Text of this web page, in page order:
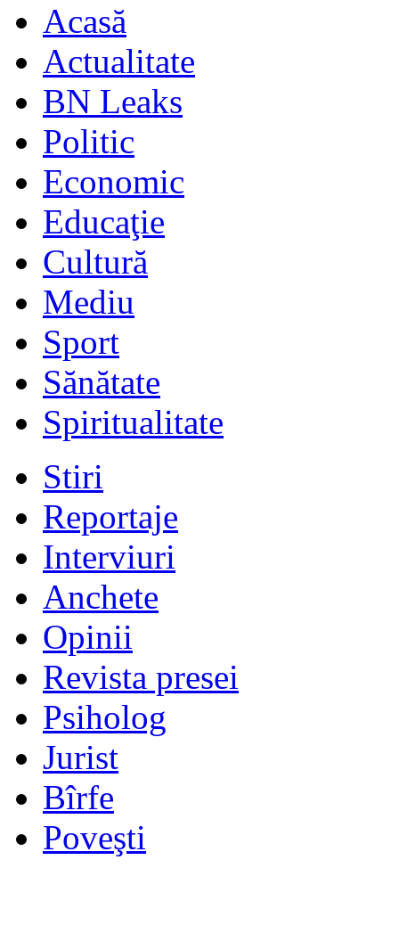
Acasă
Actualitate
BN Leaks
Politic
Economic
Educaţie
Cultură
Mediu
Sport
Sănătate
Spiritualitate
Stiri
Reportaje
Interviuri
Anchete
Opinii
Revista presei
Psiholog
Jurist
Bîrfe
Poveşti